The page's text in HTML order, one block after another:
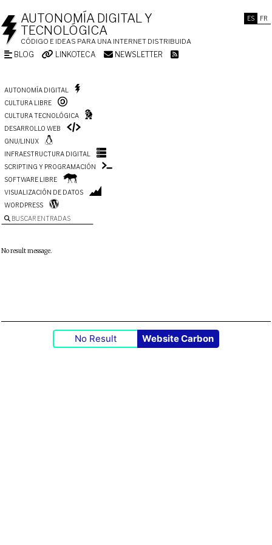
ES FR
AUTONOMÍA DIGITAL Y
TECNOLÓGICA
CÓDIGO E IDEAS PARA UNA INTERNET DISTRIBUIDA
BLOG LINKOTECA NEWSLETTER
AUTONOMÍA DIGITAL
CULTURA LIBRE
CULTURA TECNOLÓGICA
DESARROLLO WEB
GNU/LINUX
INFRAESTRUCTURA DIGITAL
SCRIPTING Y PROGRAMACIÓN
SOFTWARE LIBRE
VISUALIZACIÓN DE DATOS
WORDPRESS
BUSCAR ENTRADAS
No result message.
No Result Website Carbon